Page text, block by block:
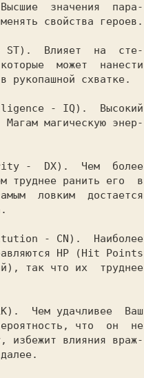
значения  пара-
свойства героев.
- ST).
Влияет  на  сте-
может  нанести
рукопашной схватке.
- IQ).
Высокий
Магам магическую энер-
-  DX).
Чем  более
труднее ранить его  в
ловким  достается
- CN).
Наиболее
HP (Hit Points
так что их  труднее
LK).
Чем удачливее  Ваш
что  он  не
избежит влияния враж-